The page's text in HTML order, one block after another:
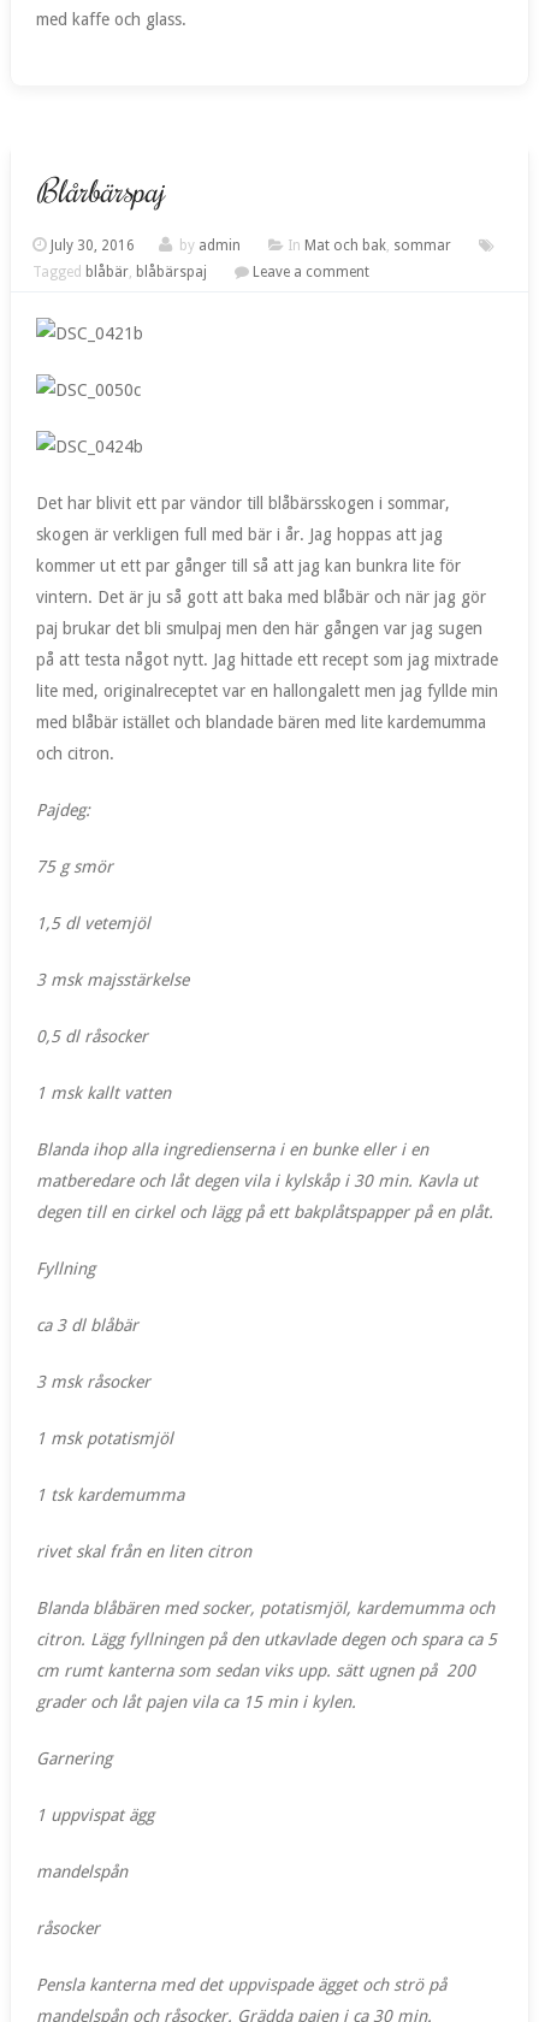
med kaffe och glass.
Blårbärspaj
July 30, 2016 by admin In Mat och bak, sommar
Tagged blåbär, blåbärspaj Leave a comment
Det har blivit ett par vändor till blåbärsskogen i sommar,
skogen är verkligen full med bär i år. Jag hoppas att jag
kommer ut ett par gånger till så att jag kan bunkra lite för
vintern. Det är ju så gott att baka med blåbär och när jag gör
paj brukar det bli smulpaj men den här gången var jag sugen
på att testa något nytt. Jag hittade ett recept som jag mixtrade
lite med, originalreceptet var en hallongalett men jag fyllde min
med blåbär istället och blandade bären med lite kardemumma
och citron.
Pajdeg:
75 g smör
1,5 dl vetemjöl
3 msk majsstärkelse
0,5 dl råsocker
1 msk kallt vatten
Blanda ihop alla ingredienserna i en bunke eller i en
matberedare och låt degen vila i kylskåp i 30 min. Kavla ut
degen till en cirkel och lägg på ett bakplåtspapper på en plåt.
Fyllning
ca 3 dl blåbär
3 msk råsocker
1 msk potatismjöl
1 tsk kardemumma
rivet skal från en liten citron
Blanda blåbären med socker, potatismjöl, kardemumma och
citron. Lägg fyllningen på den utkavlade degen och spara ca 5
cm rumt kanterna som sedan viks upp. sätt ugnen på 200
grader och låt pajen vila ca 15 min i kylen.
Garnering
1 uppvispat ägg
mandelspån
råsocker
Pensla kanterna med det uppvispade ägget och strö på
mandelspån och råsocker. Grädda pajen i ca 30 min.